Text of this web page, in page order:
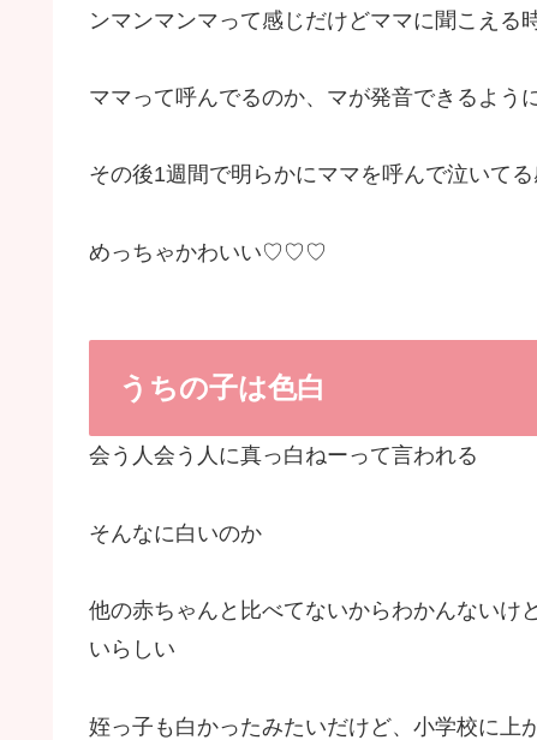
ンマンマンマって感じだけどママに聞こえる
ママって呼んでるのか、マが発音できるよう
その後1週間で明らかにママを呼んで泣いて
めっちゃかわいい♡♡♡
うちの子は色白
会う人会う人に真っ白ねーって言われる
そんなに白いのか
他の赤ちゃんと比べてないからわかんないけ
いらしい
姪っ子も白かったみたいだけど、小学校に上